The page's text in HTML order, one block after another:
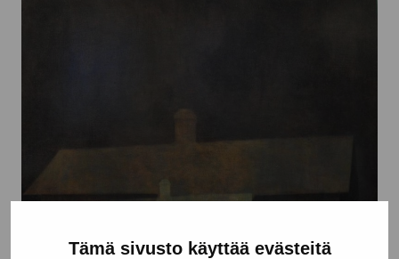
Tämä sivusto käyttää evästeitä